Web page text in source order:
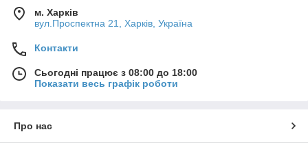
м. Харків
вул.Проспектна 21, Харків, Україна
Контакти
Сьогодні працює з 08:00 до 18:00
Показати весь графік роботи
Про нас